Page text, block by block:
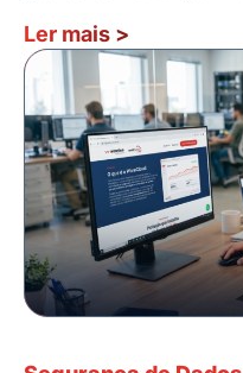
Ler mais >